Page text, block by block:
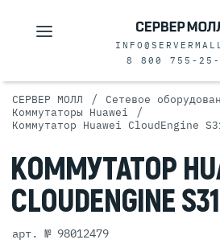
8 800 755-25-
СЕРВЕР МОЛЛ / Сетевое
Коммутаторы Huawei /
Коммутатор Huawei CloudEngine
КОММУТАТОР
CLOUDENGINE
арт. № 98012479